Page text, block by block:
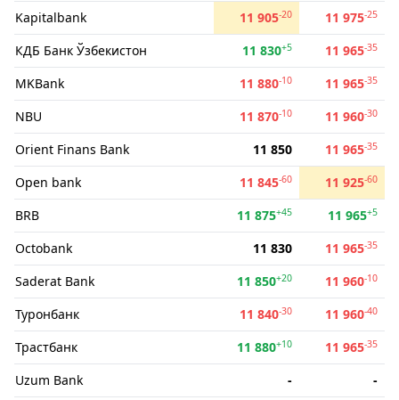
Kapitalbank 11 905-20 11 975-25
КДБ Банк Ўзбекистон 11 830+5 11 965-35
MKBank 11 880-10 11 965-35
NBU 11 870-10 11 960-30
Orient Finans Bank 11 850 11 965-35
Open bank 11 845-60 11 925-60
BRB 11 875+45 11 965+5
Octobank 11 830 11 965-35
Saderat Bank 11 850+20 11 960-10
Туронбанк 11 840-30 11 960-40
Трастбанк 11 880+10 11 965-35
Uzum Bank -
-